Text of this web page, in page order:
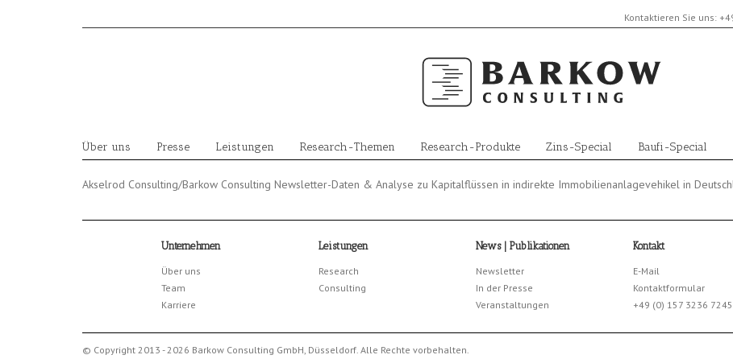
Kontaktieren Sie uns:
Über uns Presse Leistungen Research-Themen Research-Produkte Zins-Special Baufi-Special
Akselrod Consulting/Barkow Consulting Newsletter-Daten & Analyse zu Kapitalflüssen in indirekte Immobilienanlagevehikel in
Unternehmen
Über uns
Team
Karriere
Leistungen
Research
Consulting
News | Publikationen
Newsletter
In der Presse
Veranstaltungen
Kontakt
E-Mail
Kontaktformular
+49 (0) 157 3236 7245
© Copyright 2013 - 2026 Barkow Consulting GmbH, Düsseldorf. Alle Rechte vorbehalten.